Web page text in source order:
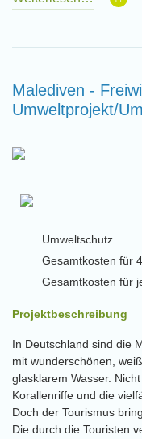
Malediven -
Umweltprojekt/
Umweltschutz
Gesamtkosten für
Gesamtkosten für
Projektbeschreibung
In Deutschland sind die
mit wunderschönen,
glasklarem Wasser.
Korallenriffe und die
Doch der Tourismus
Die durch die Touristen